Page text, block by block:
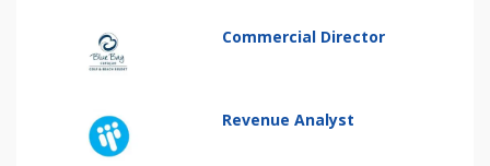
Commercial Director
Revenue Analyst